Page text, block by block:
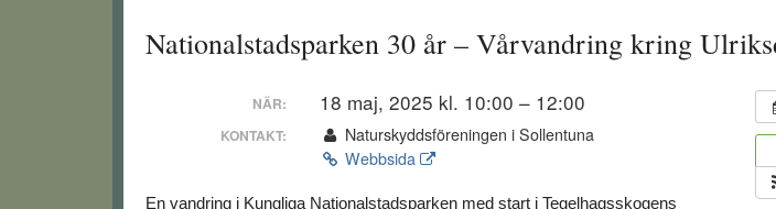
Nationalstadsparken 30 år – Vårvandring kring
NÄR: 18 maj, 2025 kl. 10:00 – 12:00
KONTAKT:
Naturskyddsföreningen i Sollentuna
Webbsida
En vandring i Kungliga Nationalstadsparken med start i Tegelhagsskogens